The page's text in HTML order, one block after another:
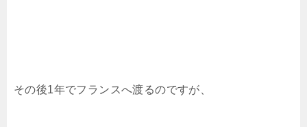
その後1年でフランスへ渡るのですが、